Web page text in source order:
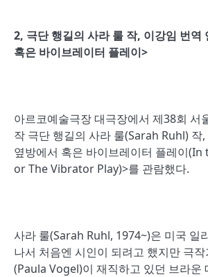
2, 극단 행길의 사라 룰 작, 이강임 번역
혹은 바이브레이터 플레이>
아르코예술극장 대극장에서 제38회 서
작 극단 행길의 사라 룰(Sarah Ruhl) 작
옆방에서 혹은 바이브레이터 플레이
or The Vibrator Play)>를 관람했다.
사라 룰(Sarah Ruhl, 1974~)은 미국 일
나서 처음엔 시인이 되려고 했지만 극
(Paula Vogel)이 재직하고 있던 브라운